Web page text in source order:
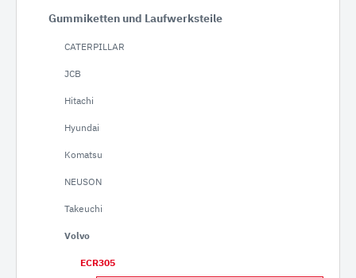
Gummiketten und Laufwerksteile
CATERPILLAR
JCB
Hitachi
Hyundai
Komatsu
NEUSON
Takeuchi
Volvo
ECR305